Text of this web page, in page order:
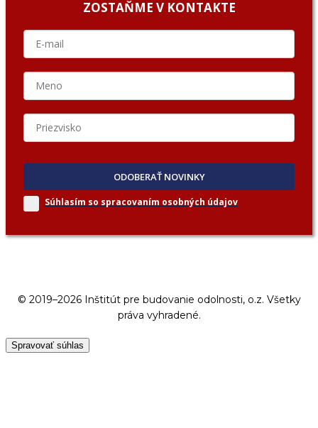
ZOSTAŇME V KONTAKTE
ODOBERAŤ NOVINKY
Súhlasím so spracovaním osobných údajov
© 2019–2026 Inštitút pre budovanie odolnosti, o.z. Všetky
práva vyhradené.
Spravovať súhlas